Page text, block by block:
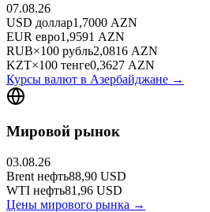
07.08.26
USD доллар1,7000 AZN
EUR евро1,9591 AZN
RUB×100 рубль2,0816 AZN
KZT×100 тенге0,3627 AZN
Курсы валют в Азербайджане →
Мировой рынок
03.08.26
Brent нефть88,90 USD
WTI нефть81,96 USD
Цены мирового рынка →